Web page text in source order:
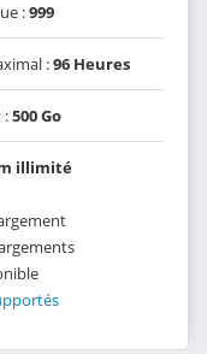
:999
:96 Heures
:500 Go
illimité